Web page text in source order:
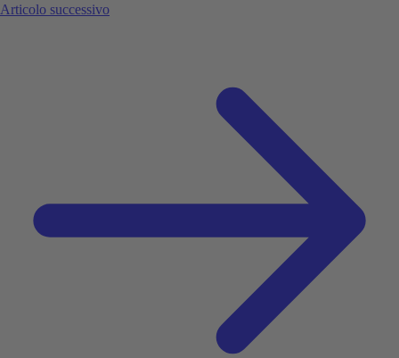
Articolo successivo